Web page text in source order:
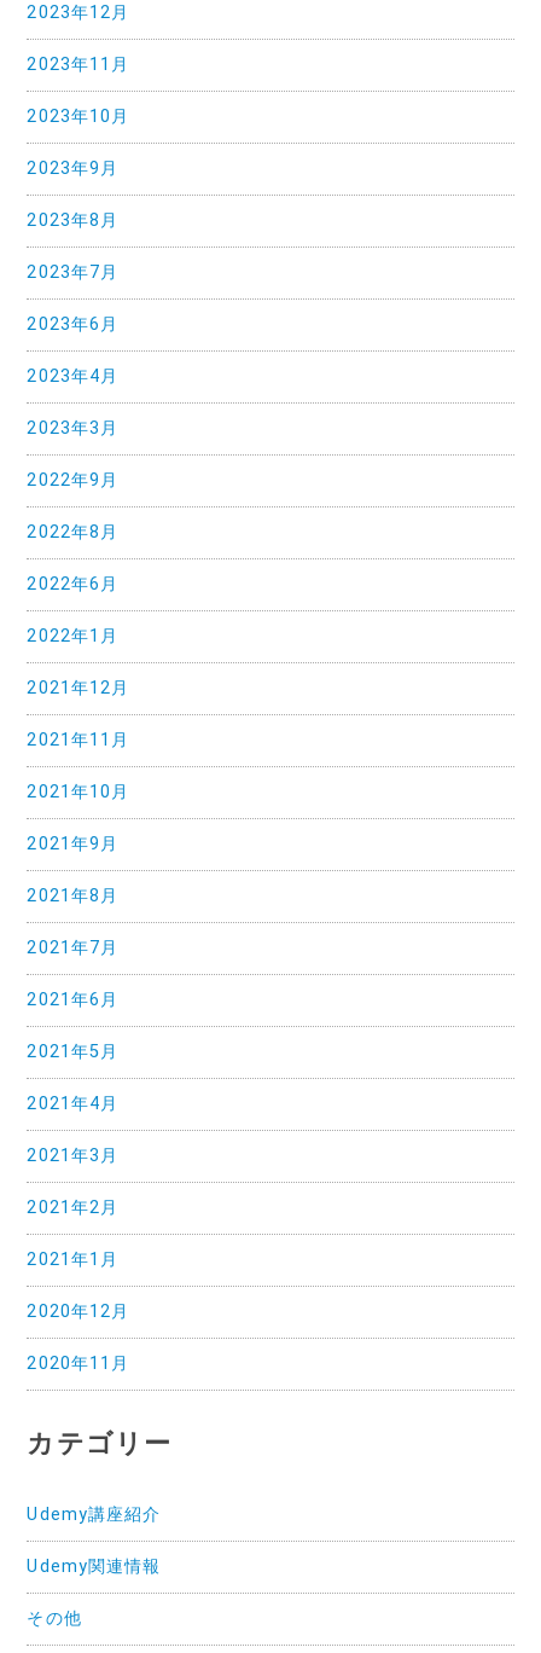
2023年12月
2023年11月
2023年10月
2023年9月
2023年8月
2023年7月
2023年6月
2023年4月
2023年3月
2022年9月
2022年8月
2022年6月
2022年1月
2021年12月
2021年11月
2021年10月
2021年9月
2021年8月
2021年7月
2021年6月
2021年5月
2021年4月
2021年3月
2021年2月
2021年1月
2020年12月
2020年11月
カテゴリー
Udemy講座紹介
Udemy関連情報
その他